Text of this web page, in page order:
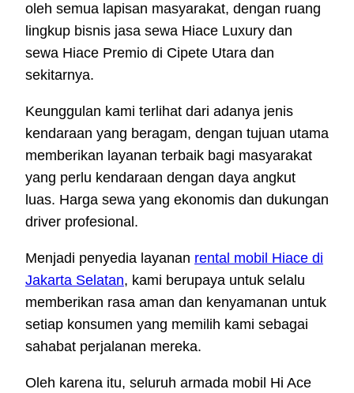
oleh semua lapisan masyarakat, dengan ruang
lingkup bisnis jasa sewa Hiace Luxury dan
sewa Hiace Premio di Cipete Utara dan
sekitarnya.
Keunggulan kami terlihat dari adanya jenis
kendaraan yang beragam, dengan tujuan utama
memberikan layanan terbaik bagi masyarakat
yang perlu kendaraan dengan daya angkut
luas. Harga sewa yang ekonomis dan dukungan
driver profesional.
Menjadi penyedia layanan rental mobil Hiace di
Jakarta Selatan, kami berupaya untuk selalu
memberikan rasa aman dan kenyamanan untuk
setiap konsumen yang memilih kami sebagai
sahabat perjalanan mereka.
Oleh karena itu, seluruh armada mobil Hi Ace